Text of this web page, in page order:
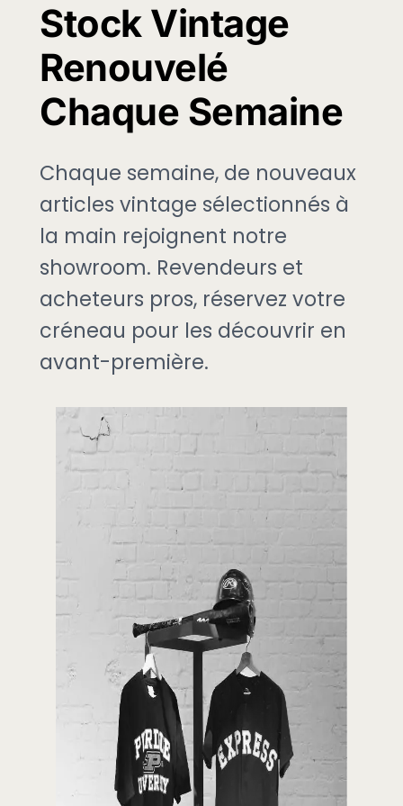
Stock Vintage
Renouvelé
Chaque Semaine
Chaque semaine, de nouveaux
articles vintage sélectionnés à
la main rejoignent notre
showroom. Revendeurs et
acheteurs pros, réservez votre
créneau pour les découvrir en
avant-première.